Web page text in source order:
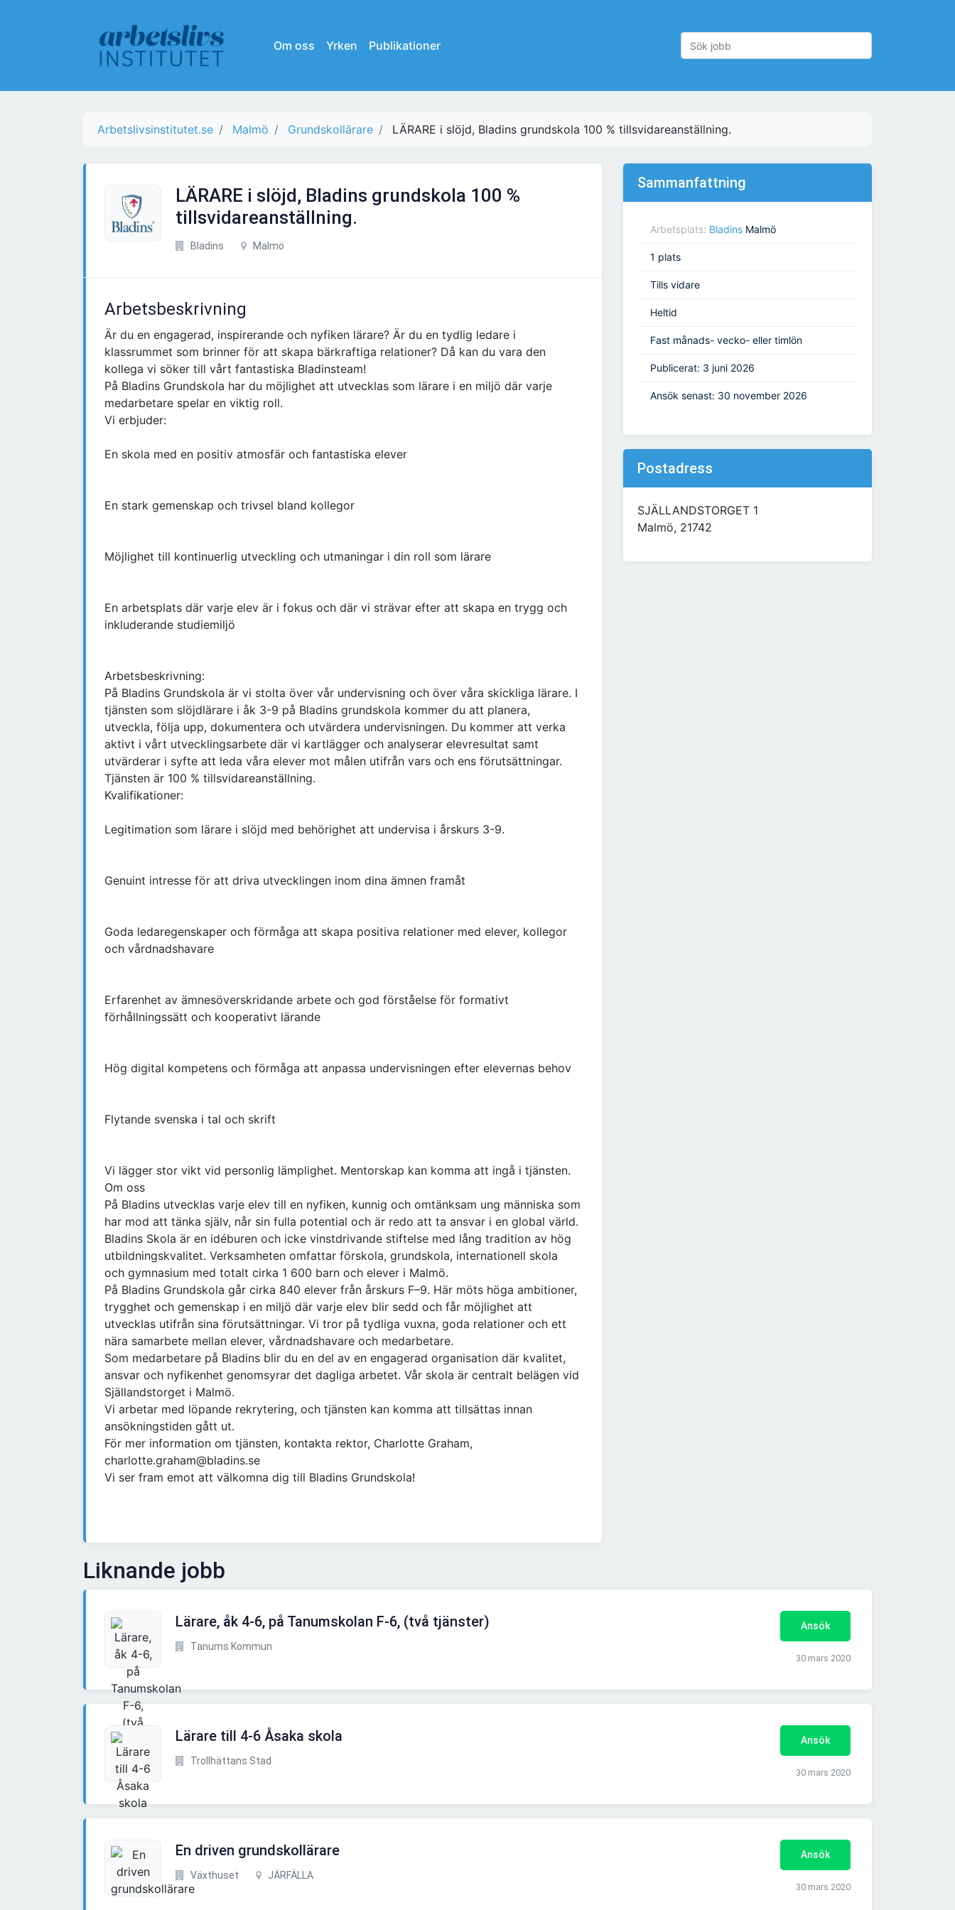
Om oss Yrken Publikationer
Arbetslivsinstitutet.se Malmö Grundskollärare LÄRARE i slöjd, Bladins grundskola 100 % tillsvidareanställning.
LÄRARE i slöjd, Bladins grundskola 100 %
tillsvidareanställning.
Bladins Malmö
Arbetsbeskrivning
Är du en engagerad, inspirerande och nyfiken lärare? Är du en tydlig ledare i
klassrummet som brinner för att skapa bärkraftiga relationer? Då kan du vara den
kollega vi söker till vårt fantastiska Bladinsteam!
På Bladins Grundskola har du möjlighet att utvecklas som lärare i en miljö där varje
medarbetare spelar en viktig roll.
Vi erbjuder:
En skola med en positiv atmosfär och fantastiska elever
En stark gemenskap och trivsel bland kollegor
Möjlighet till kontinuerlig utveckling och utmaningar i din roll som lärare
En arbetsplats där varje elev är i fokus och där vi strävar efter att skapa en trygg och
inkluderande studiemiljö
Arbetsbeskrivning:
På Bladins Grundskola är vi stolta över vår undervisning och över våra skickliga lärare. I
tjänsten som slöjdlärare i åk 3-9 på Bladins grundskola kommer du att planera,
utveckla, följa upp, dokumentera och utvärdera undervisningen. Du kommer att verka
aktivt i vårt utvecklingsarbete där vi kartlägger och analyserar elevresultat samt
utvärderar i syfte att leda våra elever mot målen utifrån vars och ens förutsättningar.
Tjänsten är 100 % tillsvidareanställning.
Kvalifikationer:
Legitimation som lärare i slöjd med behörighet att undervisa i årskurs 3-9.
Genuint intresse för att driva utvecklingen inom dina ämnen framåt
Goda ledaregenskaper och förmåga att skapa positiva relationer med elever, kollegor
och vårdnadshavare
Erfarenhet av ämnesöverskridande arbete och god förståelse för formativt
förhållningssätt och kooperativt lärande
Hög digital kompetens och förmåga att anpassa undervisningen efter elevernas behov
Flytande svenska i tal och skrift
Vi lägger stor vikt vid personlig lämplighet. Mentorskap kan komma att ingå i tjänsten.
Om oss
På Bladins utvecklas varje elev till en nyfiken, kunnig och omtänksam ung människa som
har mod att tänka själv, når sin fulla potential och är redo att ta ansvar i en global värld.
Bladins Skola är en idéburen och icke vinstdrivande stiftelse med lång tradition av hög
utbildningskvalitet. Verksamheten omfattar förskola, grundskola, internationell skola
och gymnasium med totalt cirka 1 600 barn och elever i Malmö.
På Bladins Grundskola går cirka 840 elever från årskurs F–9. Här möts höga ambitioner,
trygghet och gemenskap i en miljö där varje elev blir sedd och får möjlighet att
utvecklas utifrån sina förutsättningar. Vi tror på tydliga vuxna, goda relationer och ett
nära samarbete mellan elever, vårdnadshavare och medarbetare.
Som medarbetare på Bladins blir du en del av en engagerad organisation där kvalitet,
ansvar och nyfikenhet genomsyrar det dagliga arbetet. Vår skola är centralt belägen vid
Själlandstorget i Malmö.
Vi arbetar med löpande rekrytering, och tjänsten kan komma att tillsättas innan
ansökningstiden gått ut.
För mer information om tjänsten, kontakta rektor, Charlotte Graham,
charlotte.graham@bladins.se
Vi ser fram emot att välkomna dig till Bladins Grundskola!
Sammanfattning
Arbetsplats: Bladins Malmö
1 plats
Tills vidare
Heltid
Fast månads- vecko- eller timlön
Publicerat: 3 juni 2026
Ansök senast: 30 november 2026
Postadress
SJÄLLANDSTORGET 1
Malmö, 21742
Liknande jobb
Lärare, åk 4-6, på Tanumskolan F-6, (två tjänster)
Tanums Kommun
Ansök
30 mars 2020
Lärare till 4-6 Åsaka skola
Trollhättans Stad
Ansök
30 mars 2020
En driven grundskollärare
Växthuset JÄRFÄLLA
Ansök
30 mars 2020